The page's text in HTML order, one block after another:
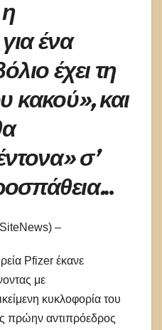
ένα
έχει τη
κακού», και
σ’
..
–
Pfizer έκανε
με
κυκλοφορία του
πρώην αντιπρόεδρος